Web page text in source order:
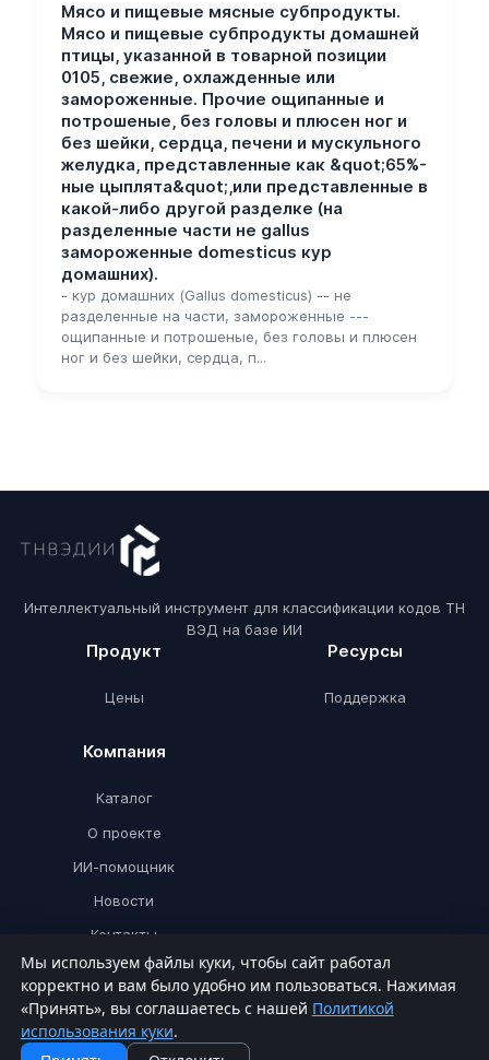
Мясо и пищевые мясные субпродукты.
Мясо и пищевые субпродукты домашней
птицы, указанной в товарной позиции
0105, свежие, охлажденные или
замороженные. Прочие ощипанные и
потрошеные, без головы и плюсен ног и
без шейки, сердца, печени и мускульного
желудка, представленные как &quot;65%-
ные цыплята&quot;,или представленные в
какой-либо другой разделке (на
разделенные части не gallus
замороженные domesticus кур
домашних).
- кур домашних (Gallus domesticus) -- не
разделенные на части, замороженные ---
ощипанные и потрошеные, без головы и плюсен
ног и без шейки, сердца, п...
Интеллектуальный инструмент для классификации кодов ТН
ВЭД на базе ИИ
Продукт
Цены
Ресурсы
Поддержка
Компания
Каталог
О проекте
ИИ-помощник
Новости
Контакты
© ТНВЭДИИ 2026. Все права защищены.
Политика конфиденциальности
Мы используем файлы куки, чтобы сайт работал
корректно и вам было удобно им пользоваться. Нажимая
«Принять», вы соглашаетесь с нашей Политикой
использования куки.